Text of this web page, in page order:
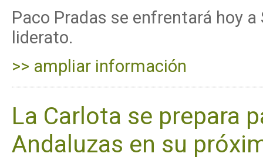
Paco Pradas se enfrentará hoy
liderato.
>> ampliar información
La Carlota se prepara
Andaluzas en su